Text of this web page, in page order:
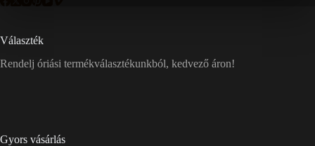
Választék
Rendelj óriási termékválasztékunkból, kedvező áron!
Gyors vásárlás